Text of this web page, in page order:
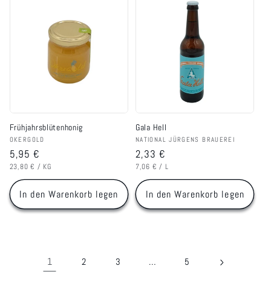
Frühjahrsblütenhonig
Anbieter:
OKERGOLD
Normaler
Preis
5,95 €
GRUNDPREIS
23,80 € / PRO
KG
In den Warenkorb legen
Gala Hell
Anbieter:
NATIONAL JÜRGENS BRAUEREI
Normaler
Preis
2,33 €
GRUNDPREIS
7,06 € / PRO
L
In den Warenkorb legen
1 2 3 … 5